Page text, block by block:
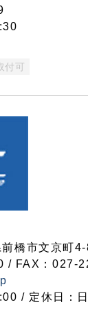
付可
橋市文京町
/ FAX：027-
/ 定休日：